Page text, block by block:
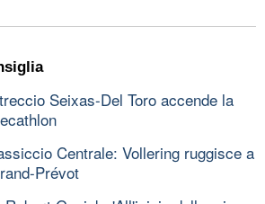
Seixas-Del Toro accende la
Centrale: Vollering ruggisce a
Prévot